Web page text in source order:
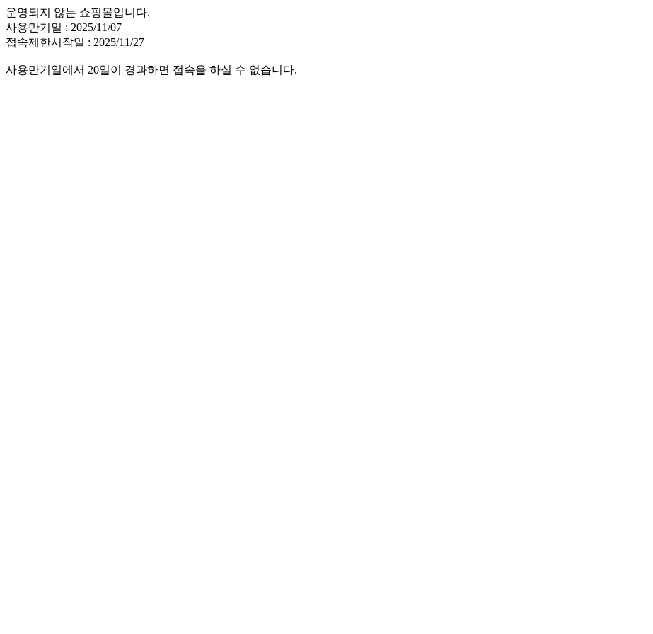
운영되지 않는 쇼핑몰입니다.
사용만기일 : 2025/11/07
접속제한시작일 : 2025/11/27
사용만기일에서 20일이 경과하면 접속을 하실 수 없습니다.